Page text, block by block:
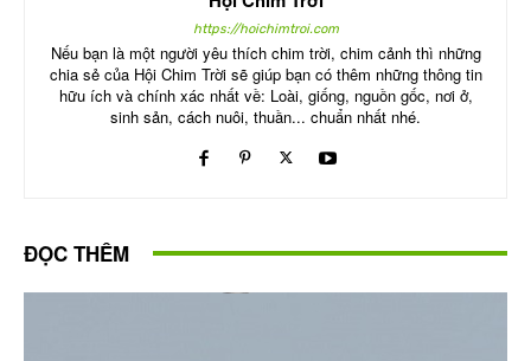
https://hoichimtroi.com
Nếu bạn là một người yêu thích chim trời, chim cảnh thì những
chia sẻ của Hội Chim Trời sẽ giúp bạn có thêm những thông tin
hữu ích và chính xác nhất về: Loài, giống, nguồn gốc, nơi ở,
sinh sản, cách nuôi, thuần... chuẩn nhất nhé.
ĐỌC THÊM